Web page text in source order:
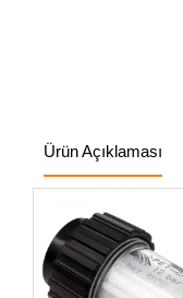
Ürün Açıklaması